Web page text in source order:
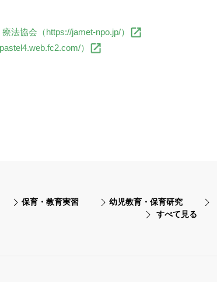
法協会（https://jamet-npo.jp/）
）
保育・教育実習 幼児教育・保育研究
すべて見る